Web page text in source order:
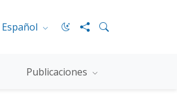
Español
Publicaciones